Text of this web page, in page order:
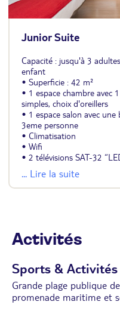
Junior Suite
Capacité : jusqu'à 3
enfant
• Superficie : 42 m²
• 1 espace chambre avec
simples, choix d'oreillers
• 1 espace salon avec
3eme personne
• Climatisation
• Wifi
• 2 télévisions SAT-32
chaînes internationales,
dans la chambre
• Mini-réfrigérateur (vide)
• Machine à café et
• Coffre-fort (payant)
• Douche et toilettes
• Miroir cosmétique
• Balcon ou terrasse
• Check in à partir de
... Lire la suite
Activités
Sports & Activités
Grande plage publique
promenade maritime et